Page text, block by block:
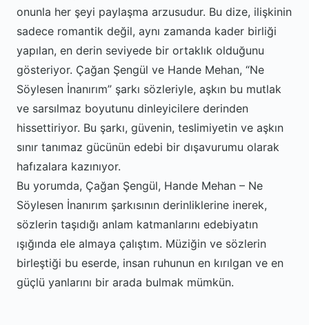
onunla her şeyi paylaşma arzusudur. Bu dize, ilişkinin
sadece romantik değil, aynı zamanda kader birliği
yapılan, en derin seviyede bir ortaklık olduğunu
gösteriyor. Çağan Şengül ve Hande Mehan, “Ne
Söylesen İnanırım” şarkı sözleriyle, aşkın bu mutlak
ve sarsılmaz boyutunu dinleyicilere derinden
hissettiriyor. Bu şarkı, güvenin, teslimiyetin ve aşkın
sınır tanımaz gücünün edebi bir dışavurumu olarak
hafızalara kazınıyor.
Bu yorumda, Çağan Şengül, Hande Mehan – Ne
Söylesen İnanırım şarkısının derinliklerine inerek,
sözlerin taşıdığı anlam katmanlarını edebiyatın
ışığında ele almaya çalıştım. Müziğin ve sözlerin
birleştiği bu eserde, insan ruhunun en kırılgan ve en
güçlü yanlarını bir arada bulmak mümkün.